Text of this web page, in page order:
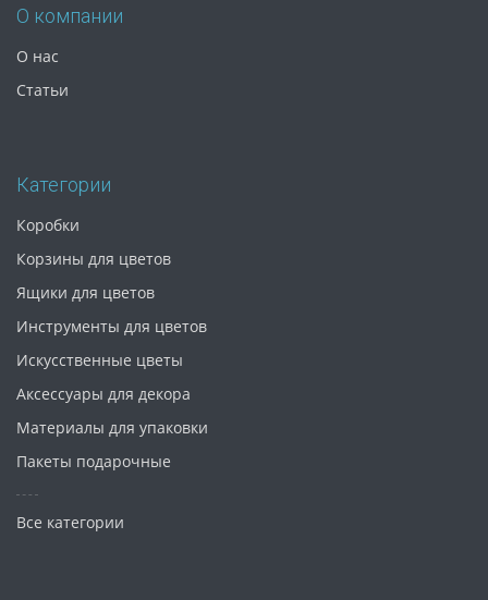
О компании
О нас
Статьи
Категории
Коробки
Корзины для цветов
Ящики для цветов
Инструменты для цветов
Искусственные цветы
Аксессуары для декора
Материалы для упаковки
Пакеты подарочные
Все категории